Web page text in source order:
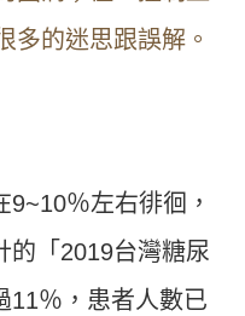
多的迷思跟誤解。
％左右徘徊，
的「2019台灣糖尿
11％，患者人數已